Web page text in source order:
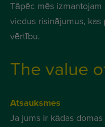
Tāpēc mēs
viedus risinājumus,
vērtību.
The value
Atsauksmes
Ja jums ir kādas